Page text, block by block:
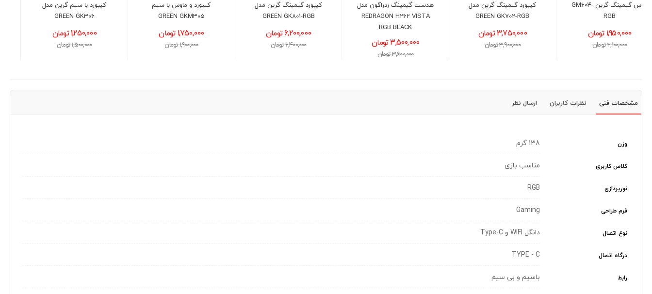
کیبورد گیمینگ گرین مدل
GREEN GK702-RGB
3,750,000 تومان
3,900,000 تومان
هدست گیمینگ ردراگون مدل
REDRAGON H262 VISTA
3,500,000 تومان
کیبورد گیمینگ گرین مدل
GREEN GK801-RGB
6,400,000 تومان
کیبورد و ماوس با سیم
GREEN GKM305
1,750,000 تومان
1,900,000 تومان
کیبورد با سیم گرین مدل
GREEN GK306
1,250,000 تومان
1,500,000 تومان
BlackShark V2 X
13,200,000 تومان
13,500,000 تومان
مشخصات فنی نظرات کاربران ارسال نظر
وزن 138 گرم
کلاس کاربری مناسب بازی
نورپردازی RGB
فرم طراحی Gaming
نوع اتصال دانگل WIFI و Type-C
درگاه اتصال TYPE - C
رابط باسیم و بی سیم